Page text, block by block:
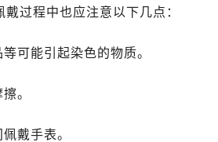
市玉泉区大学西街70号华润万象城
权路28号英利国际金融中心写字楼20
中央街浪琴售后服务中心（需提前预
过程中也应注意以下几点：
可能引起染色的物质。
。
戴手表。